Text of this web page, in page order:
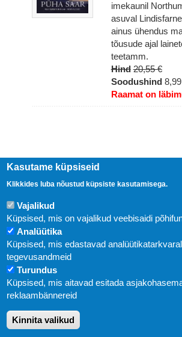
imekaunil
asuval
ainus ühendus
tõusude ajal
teetamm.
Hind 20,55 €
Soodushind
Raamat on
Uudised
KIRJASTUS PEGASUS OÜ
Paldiski mnt. 29 (A korpus VI
Kasutame küpsiseid
Klikkides luba nõustud küpsiste kasutamisega.
Vajalikud
Küpsised, mis on vajalikud veebisaidi
Analüütika
Küpsised, mis edastavad
tegevusandmeid
Turundus
Küpsised, mis aitavad esitada
reklaambännereid
Kinnita valikud